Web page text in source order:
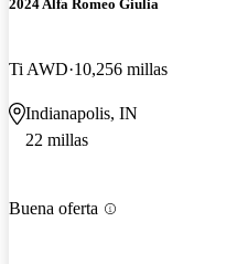
2024 Alfa Romeo Giulia
Ti AWD 10,256 millas
Indianapolis, IN
22 millas
Buena oferta